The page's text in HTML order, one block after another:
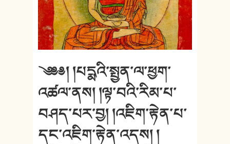
༄༅༅། །པདྨའི་སྤྱན་ལ་ཕྱག་
འཚལ་ནས། །ལྟ་བའི་རིམ་པ་
བཤད་པར་བྱ། །འཇིག་རྟེན་པ་
དང་འཇིག་རྟེན་འདས། །